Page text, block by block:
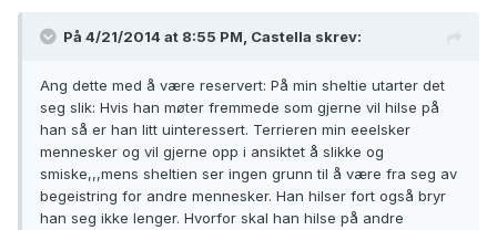
På 4/21/2014 at 8:55 PM, Castella skrev:
Ang dette med å være reservert: På min sheltie utarter det
seg slik: Hvis han møter fremmede som gjerne vil hilse på
han så er han litt uinteressert. Terrieren min eeelsker
mennesker og vil gjerne opp i ansiktet å slikke og
smiske,,,mens sheltien ser ingen grunn til å være fra seg av
begeistring for andre mennesker. Han hilser fort også bryr
han seg ikke lenger. Hvorfor skal han hilse på andre